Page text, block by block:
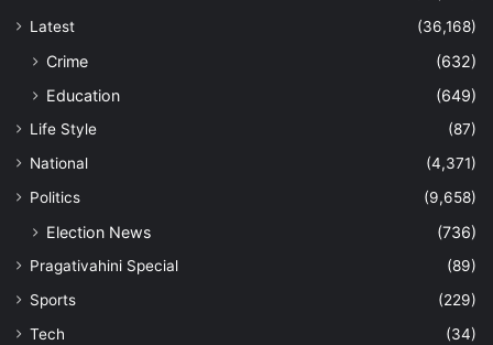
Latest
(36,168)
Crime
(632)
Education
(649)
Life Style
(87)
National
(4,371)
Politics
(9,658)
Election News (736)
Pragativahini Special
(89)
Sports
(229)
Tech
(34)